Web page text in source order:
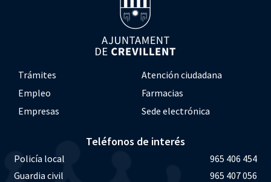
Trámites
Atención ciudadana
Empleo
Farmacias
Empresas
Sede electrónica
Teléfonos de interés
Policía local
965 406 454
Guardia civil
965 407 056